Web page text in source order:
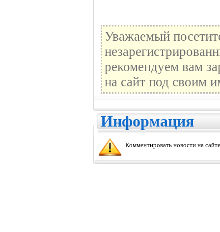
Уважаемый
рекомендуем вам
на сайт под своим
Информация
Комментировать новости на